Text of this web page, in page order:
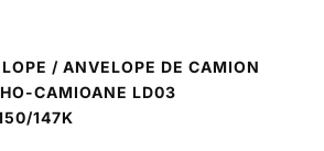
/ ANVELOPE DE CAMION
CAMIOANE LD03
147K